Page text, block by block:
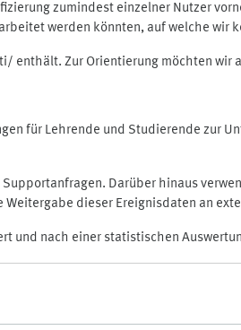
zumindest einzelner Nutzer
werden könnten, auf welche wir
enthält. Zur Orientierung möchten
für Lehrende und Studierende zur
Darüber hinaus
dieser Ereignisdaten an
und nach einer statistischen